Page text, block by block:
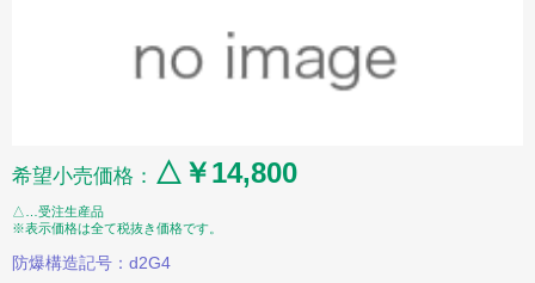
希望小売価格： △￥14,800
△…受注生産品
※表示価格は全て税抜き価格です。
防爆構造記号：d2G4